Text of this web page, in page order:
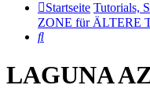
Startseite Tutorials,
ZONE für ÄLTERE
Suche
LAGUNA